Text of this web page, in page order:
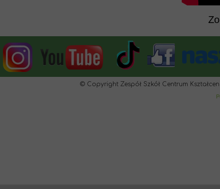
© Copyright Zespół Szkół Centrum